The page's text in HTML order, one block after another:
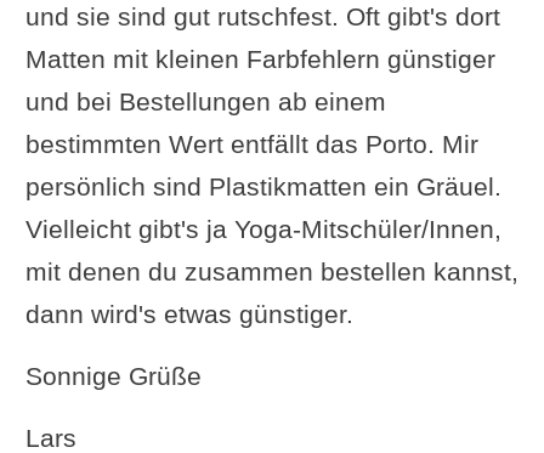
und sie sind gut rutschfest. Oft gibt's dort
Matten mit kleinen Farbfehlern günstiger
und bei Bestellungen ab einem
bestimmten Wert entfällt das Porto. Mir
persönlich sind Plastikmatten ein Gräuel.
Vielleicht gibt's ja Yoga-Mitschüler/Innen,
mit denen du zusammen bestellen kannst,
dann wird's etwas günstiger.
Sonnige Grüße
Lars